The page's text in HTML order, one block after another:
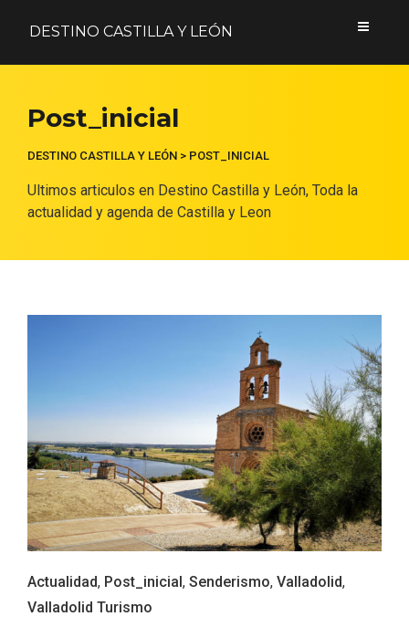
DESTINO CASTILLA Y LEÓN
Post_inicial
DESTINO CASTILLA Y LEÓN > POST_INICIAL
Ultimos articulos en Destino Castilla y León, Toda la
actualidad y agenda de Castilla y Leon
Actualidad, Post_inicial, Senderismo, Valladolid,
Valladolid Turismo
Acceder
Nombre de usuario o correo electrónico
Formulario de acceso protegido porLogin Lockdown
Ultimas entradas